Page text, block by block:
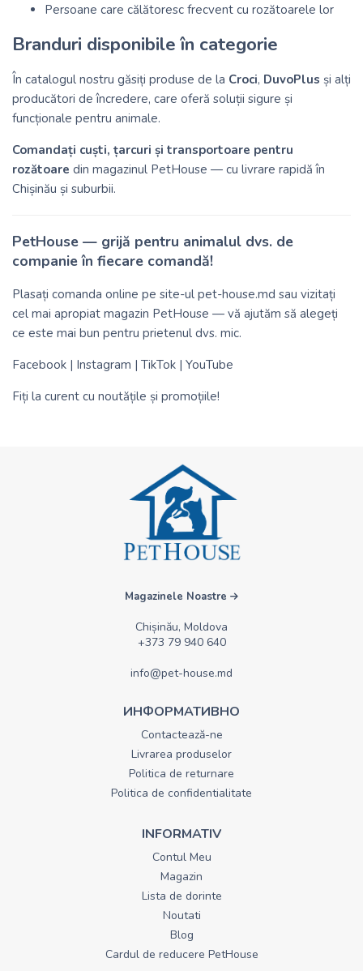
Persoane care călătoresc frecvent cu rozătoarele lor
Branduri disponibile în categorie
În catalogul nostru găsiți produse de la Croci, DuvoPlus și alți
producători de încredere, care oferă soluții sigure și
funcționale pentru animale.
Comandați cuști, țarcuri și transportoare pentru
rozătoare din magazinul PetHouse — cu livrare rapidă în
Chișinău și suburbii.
PetHouse — grijă pentru animalul dvs. de
companie în fiecare comandă!
Plasați comanda online pe site-ul pet-house.md sau vizitați
cel mai apropiat magazin PetHouse — vă ajutăm să alegeți
ce este mai bun pentru prietenul dvs. mic.
Facebook | Instagram | TikTok | YouTube
Fiți la curent cu noutățile și promoțiile!
Magazinele Noastre
Chișinău, Moldova
+373 79 940 640
info@pet-house.md
ИНФОРМАТИВНО
Contactează-ne
Livrarea produselor
Politica de returnare
Politica de confidentialitate
INFORMATIV
Contul Meu
Magazin
Lista de dorinte
Noutati
Blog
Cardul de reducere PetHouse